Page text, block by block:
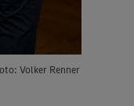
Volker Renner